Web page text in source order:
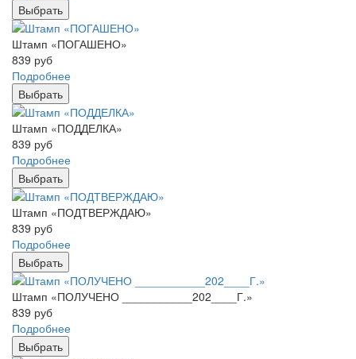
Выбрать
Штамп «ПОГАШЕНО»
839 руб
Подробнее
Выбрать
Штамп «ПОДДЕЛКА»
839 руб
Подробнее
Выбрать
Штамп «ПОДТВЕРЖДАЮ»
839 руб
Подробнее
Выбрать
Штамп «ПОЛУЧЕНО ___________202____Г.»
839 руб
Подробнее
Выбрать